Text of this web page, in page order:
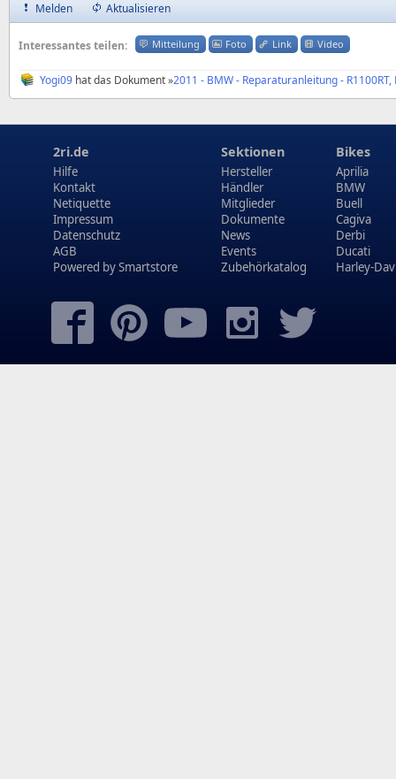
Melden
Aktualisieren
Interessantes teilen: Mitteilung Foto Link Video
Yogi09 hat das Dokument »2011 - BMW - Reparaturanleitung - R1100RT,
2ri.de
Hilfe
Kontakt
Netiquette
Impressum
Datenschutz
AGB
Powered bySmartstore
Sektionen
Hersteller
Händler
Mitglieder
Dokumente
News
Events
Zubehörkatalog
Bikes
Aprilia
BMW
Buell
Cagiva
Derbi
Ducati
Harley-